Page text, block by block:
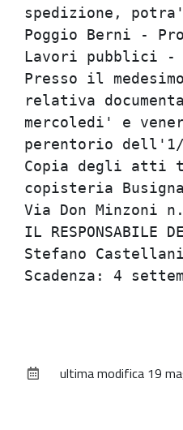
spedizione,
Poggio
Lavori
Presso il
relativa
mercoledi' e
Copia degli
copisteria
Via Don
IL
documentoultima modifica 19